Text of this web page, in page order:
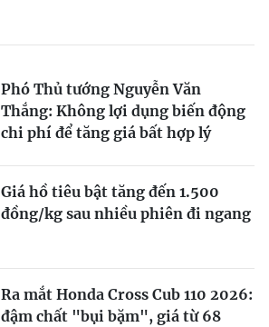
Phó Thủ tướng Nguyễn Văn
Thắng: Không lợi dụng biến động
chi phí để tăng giá bất hợp lý
Giá hồ tiêu bật tăng đến 1.500
đồng/kg sau nhiều phiên đi ngang
Ra mắt Honda Cross Cub 110 2026:
đậm chất "bụi bặm", giá từ 68